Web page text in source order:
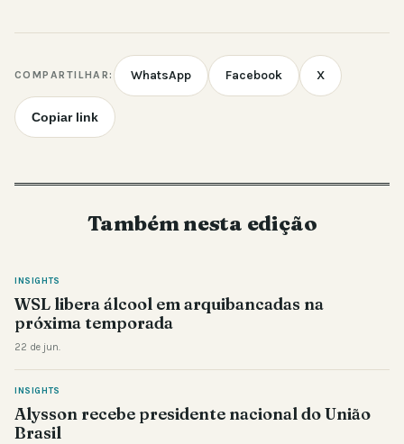
COMPARTILHAR: WhatsApp Facebook X
Copiar link
Também nesta edição
INSIGHTS
WSL libera álcool em arquibancadas na
próxima temporada
22 de jun.
INSIGHTS
Alysson recebe presidente nacional do União
Brasil